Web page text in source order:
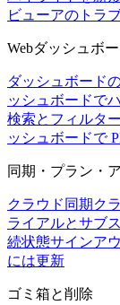
ビューアのトラ
Webダッシュボ
ダッシュボード
ッシュボードで
検索とフィルター
ッシュボードで
同期・プラン・
クラウド同期 ク
ライアルとサブ
続状態サインア
には更新
ゴミ箱と削除